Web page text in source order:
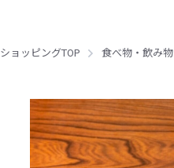
ショッピングTOP 食べ物・飲み物